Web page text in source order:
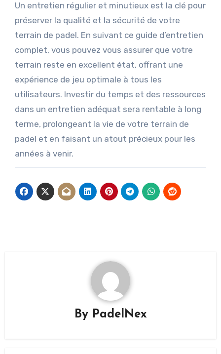
Un entretien régulier et minutieux est la clé pour
préserver la qualité et la sécurité de votre
terrain de padel. En suivant ce guide d’entretien
complet, vous pouvez vous assurer que votre
terrain reste en excellent état, offrant une
expérience de jeu optimale à tous les
utilisateurs. Investir du temps et des ressources
dans un entretien adéquat sera rentable à long
terme, prolongeant la vie de votre terrain de
padel et en faisant un atout précieux pour les
années à venir.
By PadelNex